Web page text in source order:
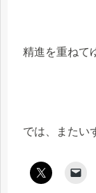
精進を重ねて
では、またい